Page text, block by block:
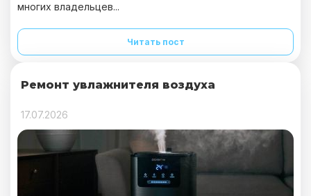
многих владельцев...
Читать пост
Ремонт увлажнителя воздуха
17.07.2026